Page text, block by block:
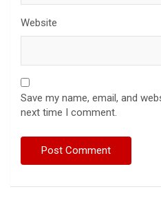
Website
Save my name, email, and
next time I comment.